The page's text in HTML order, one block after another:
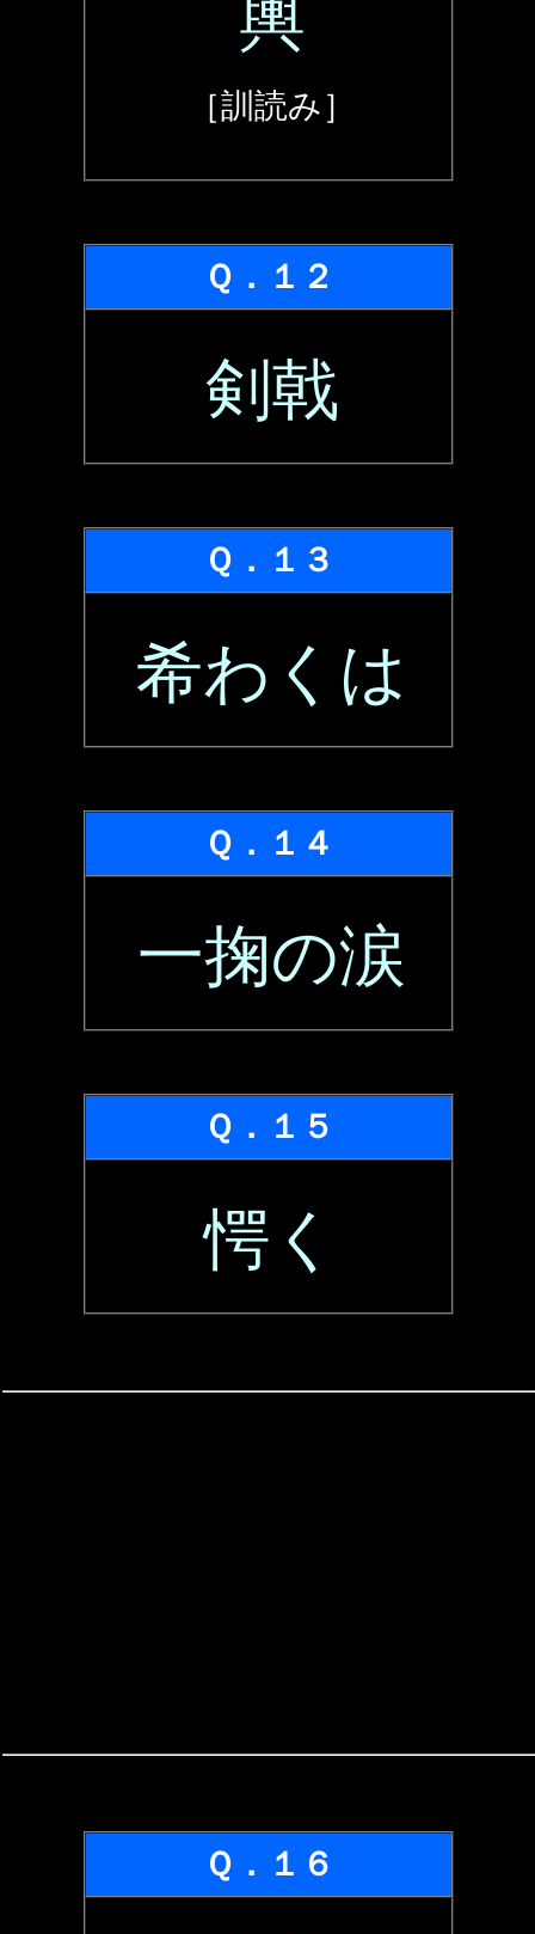
輿
［訓読み］
Ｑ．１２
剣戟
Ｑ．１３
希わくは
Ｑ．１４
一掬の涙
Ｑ．１５
愕く
Ｑ．１６